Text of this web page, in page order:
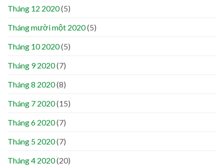
Tháng 12 2020(5)
Tháng mười một 2020(5)
Tháng 10 2020(5)
Tháng 9 2020(7)
Tháng 8 2020(8)
Tháng 7 2020(15)
Tháng 6 2020(7)
Tháng 5 2020(7)
Tháng 4 2020(20)